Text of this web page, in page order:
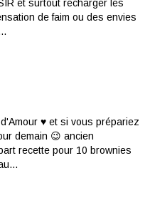
et surtout recharger les
de faim ou des envies
♥ et si vous prépariez
demain 😉 ancien
recette pour 10 brownies